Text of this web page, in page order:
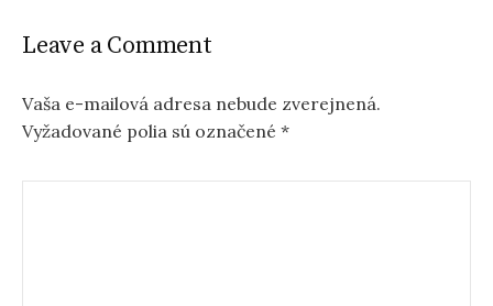
a
i
Leave a Comment
Vaša e-mailová adresa nebude zverejnená.
Vyžadované polia sú označené *